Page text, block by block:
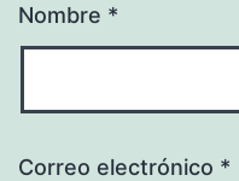
Nombre *
Correo electrónico *